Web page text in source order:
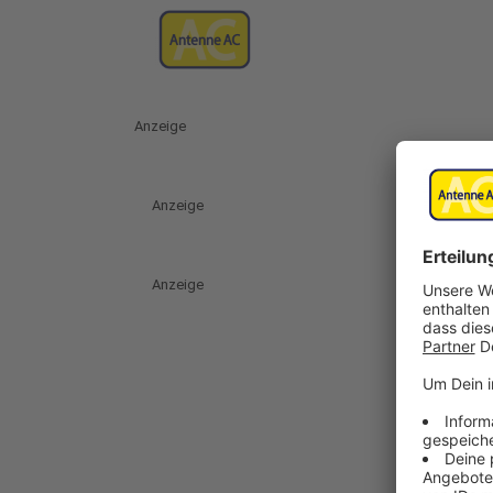
Anzeige
Anzeige
Anzeige